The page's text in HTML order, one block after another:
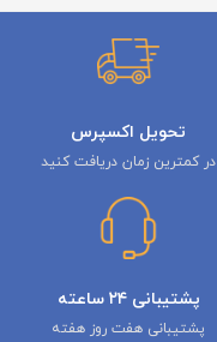
تحویل اکسپرس
در کمترین زمان دریافت کنید
پشتیبانی ۲۴ ساعته
پشتیبانی هفت روز هفته